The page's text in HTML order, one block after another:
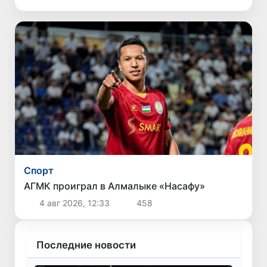
Спорт
АГМК проиграл в Алмалыке «Насафу»
4 авг 2026, 12:33 458
Последние новости